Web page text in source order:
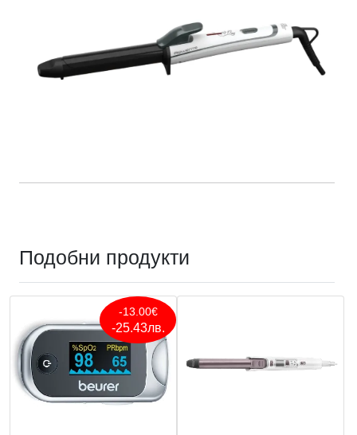
Подобни продукти
-13.00€
-25.43лв.